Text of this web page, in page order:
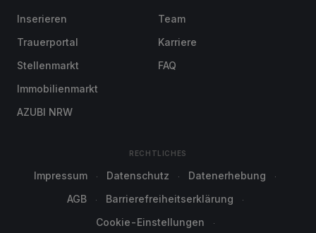
Inserieren
Trauerportal
Stellenmarkt
Immobilienmarkt
AZUBI NRW
Team
Karriere
FAQ
RECHTLICHES
Impressum Datenschutz
Datenerhebung
AGB
Barrierefreiheitserklärung
Cookie-Einstellungen